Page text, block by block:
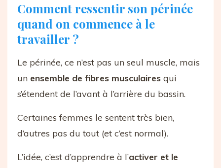
Comment ressentir son périnée
quand on commence à le
travailler ?
Le périnée, ce n’est pas un seul muscle, mais
un ensemble de fibres musculaires qui
s’étendent de l’avant à l’arrière du bassin.
Certaines femmes le sentent très bien,
d’autres pas du tout (et c’est normal).
L’idée, c’est d’apprendre à l’activer et le